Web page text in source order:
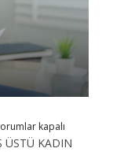
kapalı
ÜSTÜ KADIN